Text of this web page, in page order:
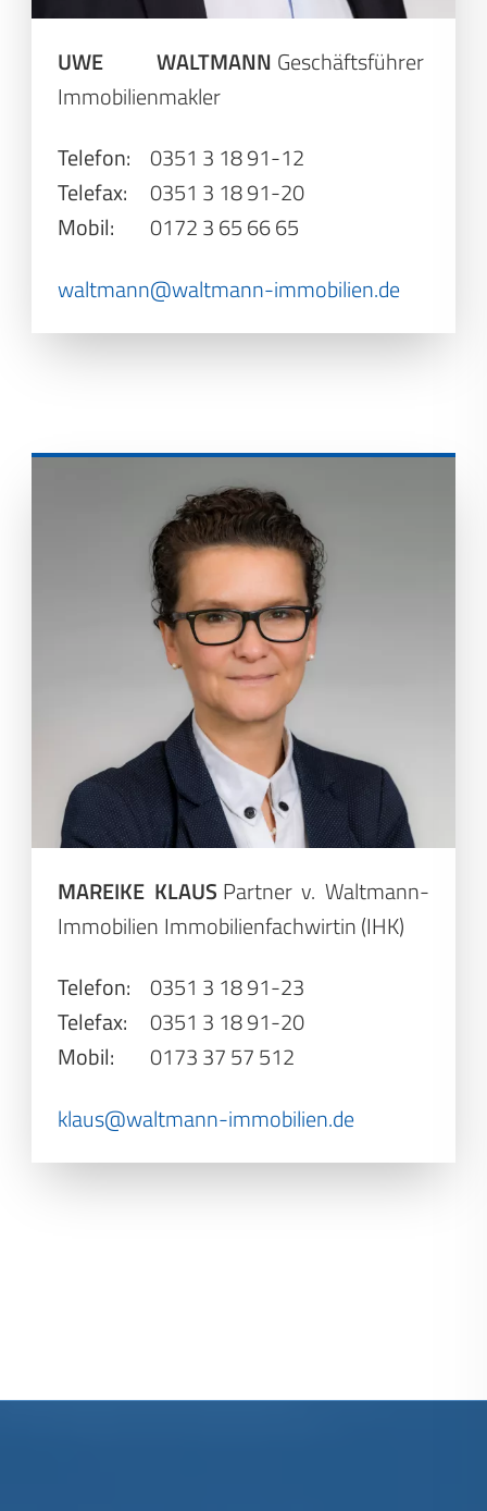
UWE WALTMANN Geschäftsführer
Immobilienmakler
Telefon:
0351 3 18 91-12
Telefax:
0351 3 18 91-20
Mobil:
0172 3 65 66 65
waltmann@waltmann-immobilien.de
MAREIKE KLAUS Partner v. Waltmann-
Immobilien Immobilienfachwirtin (IHK)
Telefon:
0351 3 18 91-23
Telefax:
0351 3 18 91-20
Mobil:
0173 37 57 512
klaus@waltmann-immobilien.de